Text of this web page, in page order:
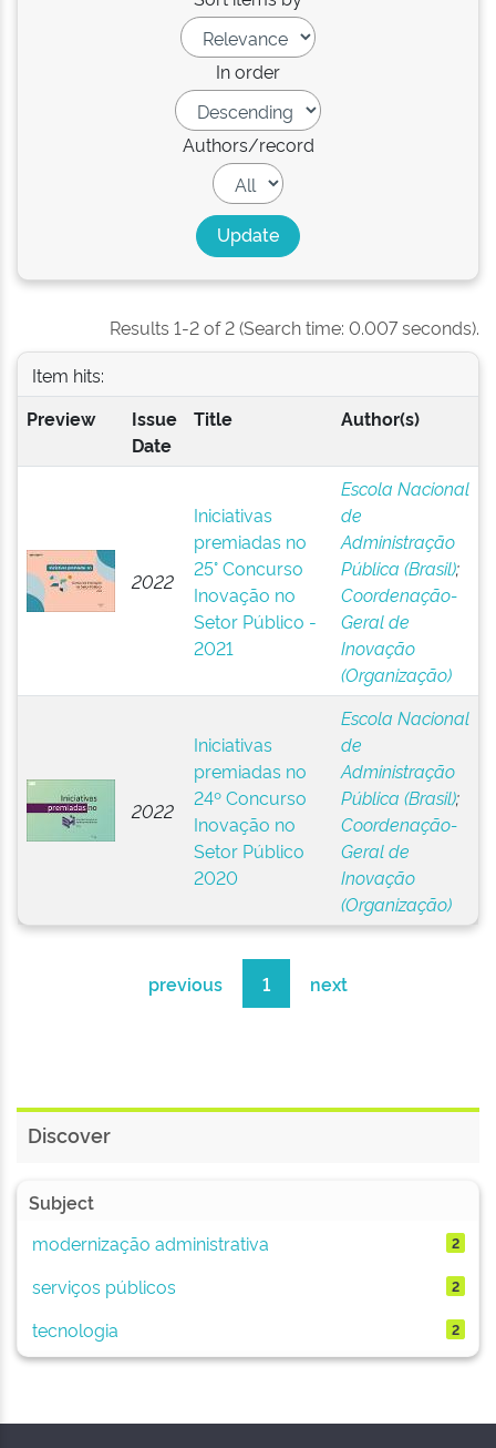
In order
Authors/record
Results 1-2 of 2 (Search time: 0.007 seconds).
Item hits:
Preview
Issue
Date
Title Author(s)
2022
Iniciativas
premiadas no
25° Concurso
Inovação no
Setor Público -
2021
Escola Nacional
de
Administração
Pública (Brasil);
Coordenação-
Geral de
Inovação
(Organização)
2022
Iniciativas
premiadas no
24º Concurso
Inovação no
Setor Público
2020
Escola Nacional
de
Administração
Pública (Brasil);
Coordenação-
Geral de
Inovação
(Organização)
previous 1 next
Discover
Subject
modernização administrativa
2
serviços públicos 2
tecnologia 2